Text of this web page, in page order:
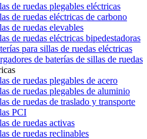
de ruedas plegables eléctricas
de ruedas eléctricas de carbono
de ruedas elevables
de ruedas eléctricas bipedestadoras
para sillas de ruedas eléctricas
de baterías de sillas de ruedas
de ruedas plegables de acero
de ruedas plegables de aluminio
de ruedas de traslado y transporte
PCI
de ruedas activas
de ruedas reclinables